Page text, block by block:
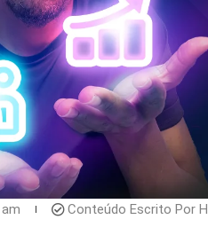
Conteúdo Escrito Por